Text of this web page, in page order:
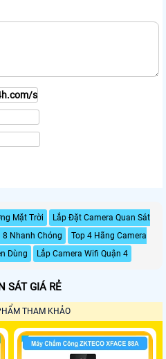
Mặt Trời
Lắp Đặt Camera Quan Sát
8 Nhanh Chóng
Top 4 Hãng Camera
Dùng
Lắp Camera Wifi Quận 4
SÁT GIÁ RẺ
THAM KHẢO